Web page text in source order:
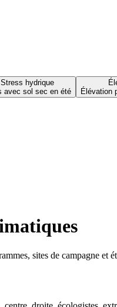
Stress hydrique
avec sol sec en été
Élévation
sites de campagne et